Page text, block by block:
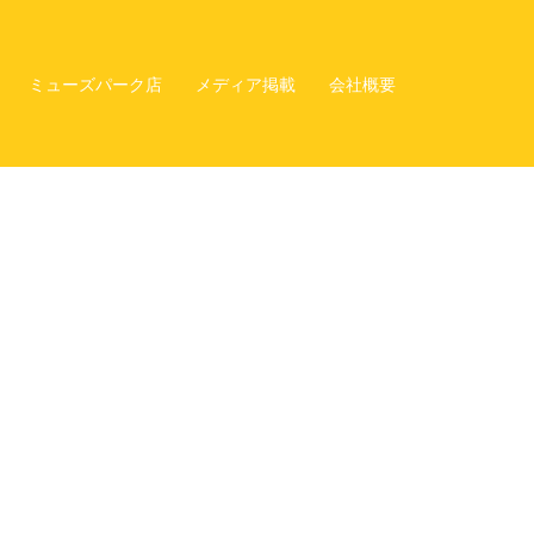
ミューズパーク店 メディア掲載 会社概要